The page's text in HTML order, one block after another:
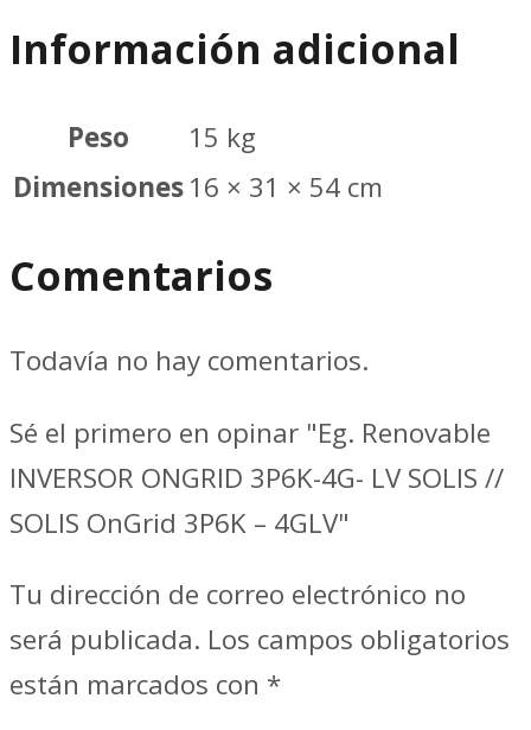
Información adicional
Peso
15 kg
Dimensiones16 × 31 × 54 cm
Comentarios
Todavía no hay comentarios.
Sé el primero en opinar "Eg. Renovable
INVERSOR ONGRID 3P6K-4G- LV SOLIS //
SOLIS OnGrid 3P6K – 4GLV"
Tu dirección de correo electrónico no
será publicada. Los campos obligatorios
están marcados con *